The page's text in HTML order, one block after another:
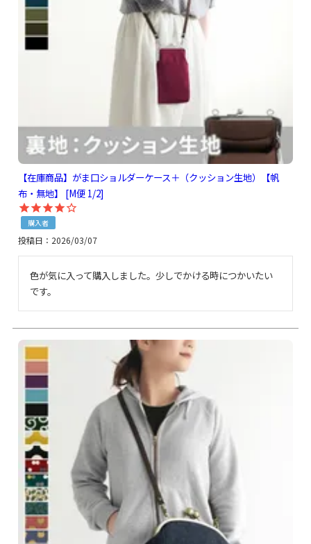
【在庫商品】がま口ショルダーケース＋（クッション生地）【帆
布・無地】 [M便 1/2]
購入者
投稿日 2026/03/07
色が気に入って購入しました。少しでかける時につかいたい
です。